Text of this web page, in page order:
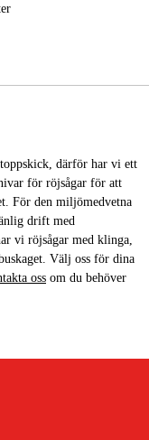
därför har vi ett
för röjsågar för att
För den miljömedvetna
drift med
vi röjsågar med klinga,
Välj oss för dina
oss om du behöver